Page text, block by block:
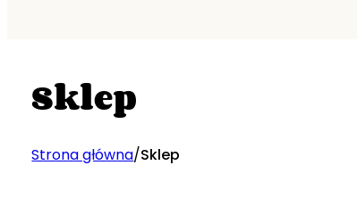
Sklep
Strona główna/Sklep